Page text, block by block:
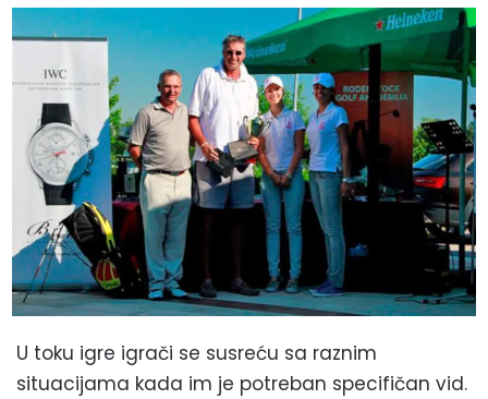
U toku igre igrači se susreću sa raznim
situacijama kada im je potreban specifičan vid.